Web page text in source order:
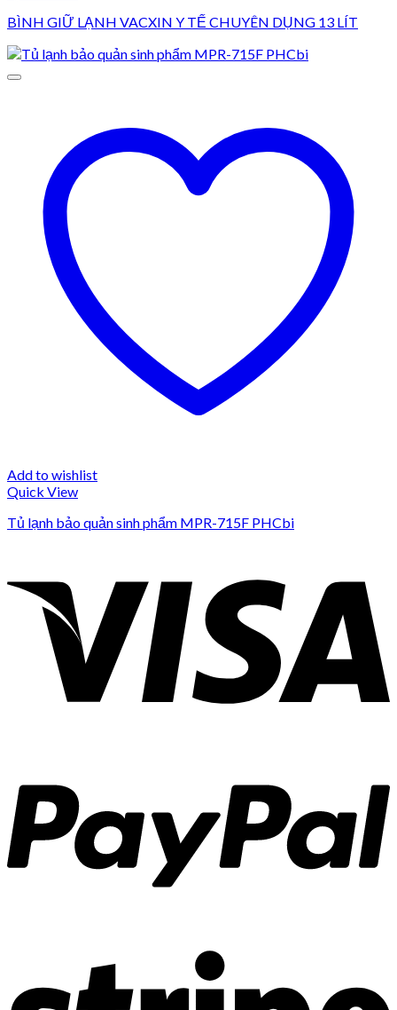
BÌNH GIỮ LẠNH VACXIN Y TẾ CHUYÊN DỤNG 13 LÍT
Add to wishlist
Quick View
Tủ lạnh bảo quản sinh phẩm MPR-715F PHCbi